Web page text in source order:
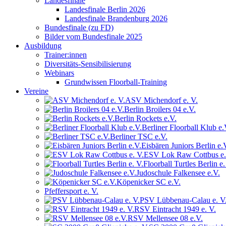
Landesfinale Berlin 2026
Landesfinale Brandenburg 2026
Bundesfinale (zu FD)
Bilder vom Bundesfinale 2025
Ausbildung
Trainer:innen
Diversitäts-Sensibilisierung
Webinars
Grundwissen Floorball-Training
Vereine
ASV Michendorf e. V.
Berlin Broilers 04 e.V.
Berlin Rockets e.V.
Berliner Floorball Klub
Berliner TSC e.V.
Eisbären Juniors Berlin
ESV Lok Raw Cottbus
Floorball Turtles Berlin
Judoschule Falkensee e.V.
Köpenicker SC e.V.
Pfeffersport e. V.
PSV Lübbenau-Calau e. V.
RSV Eintracht 1949 e. V.
RSV Mellensee 08 e.V.